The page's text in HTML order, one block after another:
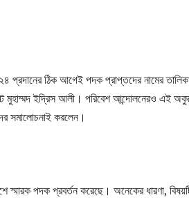
প্রদানের ঠিক আগেই পদক প্রাপ্তদের নামের
মুহাম্মদ ইদ্রিস আলী।‌ পরিবেশ আন্দোলনেরও এই
সমালোচনাই করলেন।
স্মারক পদক প্রবর্তন করেছে। অনেকের ধারণা,